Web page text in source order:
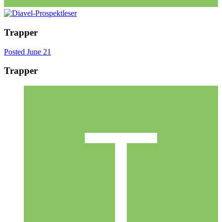
Trapper
Posted June 21
Trapper